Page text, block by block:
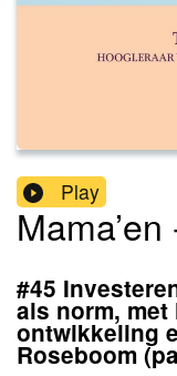
Play
#45
als norm, met
ontwikkeling
Roseboom